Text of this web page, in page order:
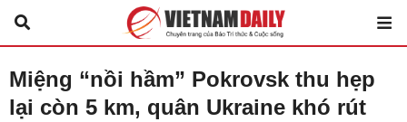
Miệng “nồi hầm” Pokrovsk thu hẹp
lại còn 5 km, quân Ukraine khó rút